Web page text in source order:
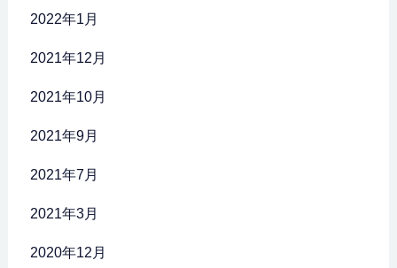
2022年1月
2021年12月
2021年10月
2021年9月
2021年7月
2021年3月
2020年12月